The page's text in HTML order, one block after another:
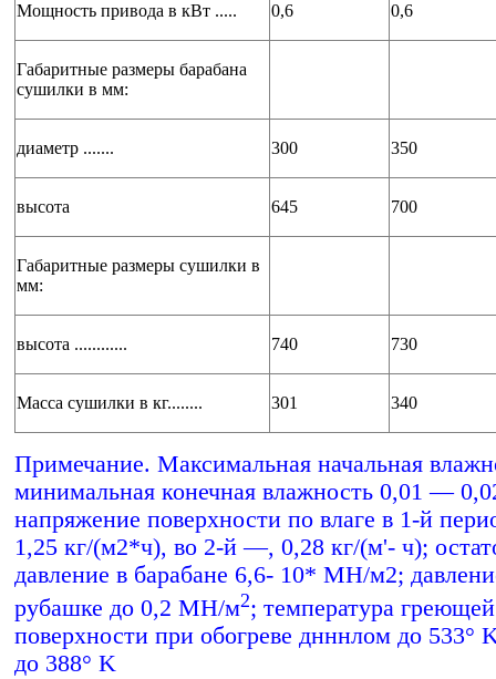
Мощность привода в кВт ..... 0,6 0,6
Габаритные размеры барабана
сушилки в мм:
диаметр ....... 300 350
высота 645 700
Габаритные размеры сушилки в
мм:
высота ............ 740 730
Масса сушилки в кг........ 301 340
Примечание. Максимальная начальная
минимальная конечная влажность 0,01 —
напряжение поверхности по влаге в 1-й
1,25 кг/(м2*ч), во 2-й —, 0,28 кг/(м'- ч);
давление в барабане 6,6- 10* МН/м2;
рубашке до 0,2 МН/м2; температура греющей
поверхности при обогреве днннлом до 533°
до 388° K